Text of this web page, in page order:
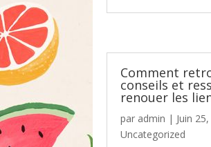
Comment
conseils et
renouer les
par admin | Juin
Uncategorized